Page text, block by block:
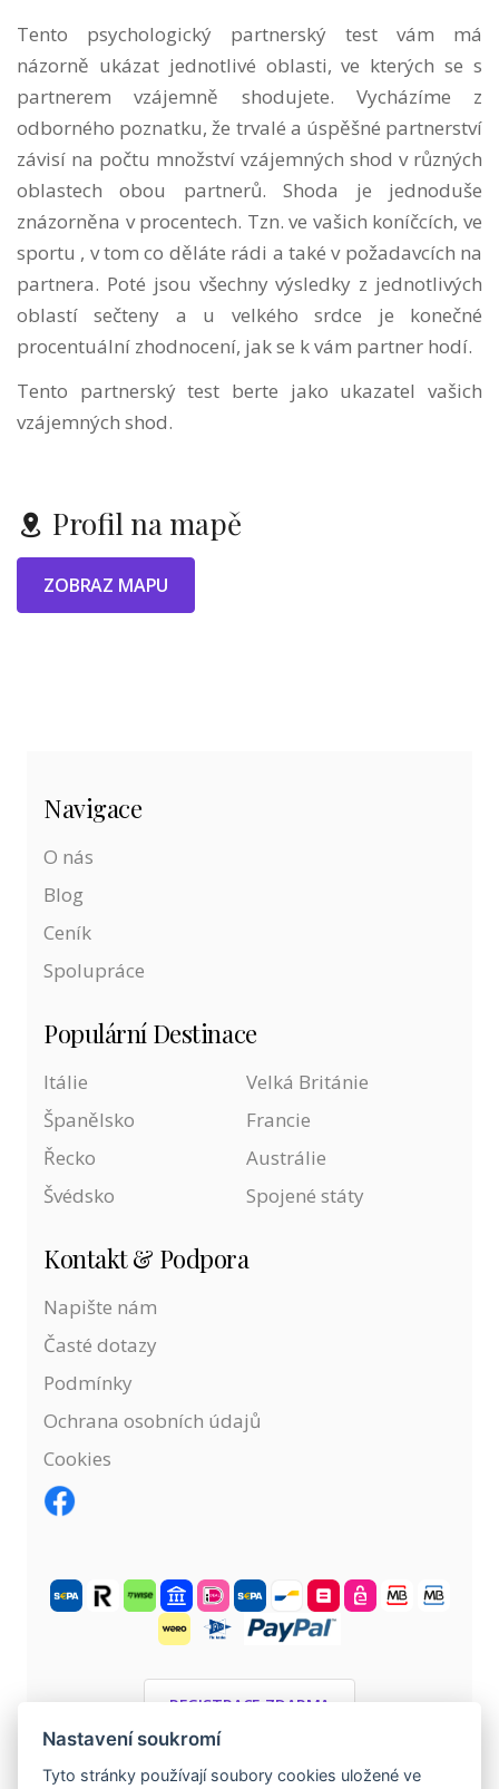
Tento psychologický partnerský test vám má
názorně ukázat jednotlivé oblasti, ve kterých se s
partnerem vzájemně shodujete. Vycházíme z
odborného poznatku, že trvalé a úspěšné partnerství
závisí na počtu množství vzájemných shod v různých
oblastech obou partnerů. Shoda je jednoduše
znázorněna v procentech. Tzn. ve vašich koníčcích, ve
sportu , v tom co děláte rádi a také v požadavcích na
partnera. Poté jsou všechny výsledky z jednotlivých
oblastí sečteny a u velkého srdce je konečné
procentuální zhodnocení, jak se k vám partner hodí.
Tento partnerský test berte jako ukazatel vašich
vzájemných shod.
Profil na mapě
ZOBRAZ MAPU
Navigace
O nás
Blog
Ceník
Spolupráce
Populární Destinace
Itálie
Španělsko
Řecko
Švédsko
Velká Británie
Francie
Austrálie
Spojené státy
Kontakt & Podpora
Napište nám
Časté dotazy
Podmínky
Ochrana osobních údajů
Cookies
©2004 -2026 evropska-seznamka.cz.
REGISTRACE ZDARMA
Nastavení soukromí
Tyto stránky používají soubory cookies uložené ve